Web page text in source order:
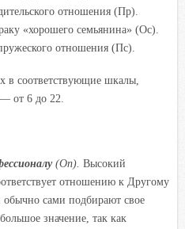
отношения (Пр).
«хорошего семьянина» (Ос).
отношения (Пс).
в соответствующие шкалы,
от 6 до 22.
(Оп). Высокий
отношению к Другому
сами подбирают свое
значение, так как